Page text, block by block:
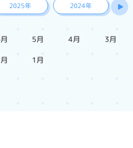
2025年 2024年
5月 4月 3月
1月